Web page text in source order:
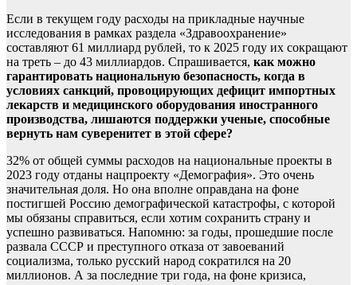
Если в текущем году расходы на прикладные научные
исследования в рамках раздела «Здравоохранение»
составляют 61 миллиард рублей, то к 2025 году их сокращают
на треть – до 43 миллиардов. Спрашивается, как можно
гарантировать национальную безопасность, когда в
условиях санкций, провоцирующих дефицит импортных
лекарств и медицинского оборудования иностранного
производства, лишаются поддержки ученые, способные
вернуть нам суверенитет в этой сфере?
32% от общей суммы расходов на национальные проекты в
2023 году отданы нацпроекту «Демография». Это очень
значительная доля. Но она вполне оправдана на фоне
постигшей Россию демографической катастрофы, с которой
мы обязаны справиться, если хотим сохранить страну и
успешно развиваться. Напомню: за годы, прошедшие после
развала СССР и преступного отказа от завоеваний
социализма, только русский народ сократился на 20
миллионов. А за последние три года, на фоне кризиса,